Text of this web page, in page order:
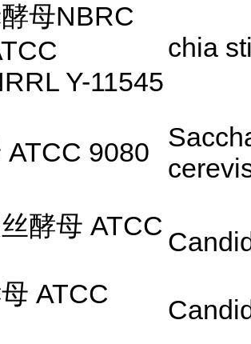
母NBRC
Y-11545
chia
ATCC 9080
酵母 ATCC
ATCC